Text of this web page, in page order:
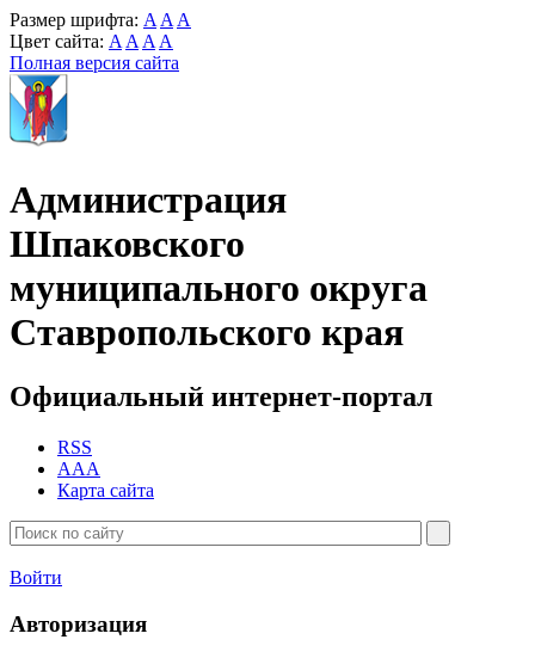
Размер шрифта: A A A
Цвет сайта: A A A A
Полная версия сайта
Администрация
Шпаковского
муниципального округа
Ставропольского края
Официальный интернет-портал
RSS
AAA
Карта сайта
Войти
Авторизация